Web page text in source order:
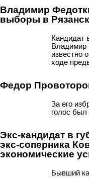
Владимир
выборы в
Кандидат
Владимир
известно
ходе
Федор
За его
голос был
Экс-кандидат в
экс-соперника
экономические
Бывший